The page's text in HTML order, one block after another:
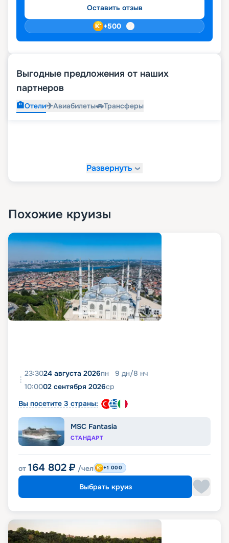
Оставить отзыв
+500
Выгодные предложения от наших
партнеров
🏨Отели✈️Авиабилеты🚗Трансферы
Развернуть
Похожие круизы
23:3024 августа 2026пн 9 дн/8 нч
10:0002 сентября 2026ср
Вы посетите 3 страны:
MSC Fantasia
СТАНДАРТ
от 164 802 ₽ /чел +1 000
Выбрать круиз